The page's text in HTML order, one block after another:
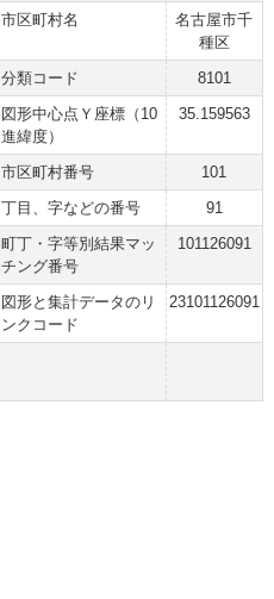
市区町村名
名古屋市千
種区
分類コード
8101
図形中心点Ｙ座標（10
進緯度）
35.159563
市区町村番号
101
丁目、字などの番号
91
町丁・字等別結果マッ
チング番号
101126091
図形と集計データのリ
ンクコード
23101126091